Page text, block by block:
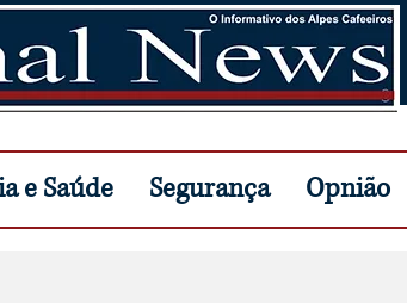
e Saúde Segurança Opnião